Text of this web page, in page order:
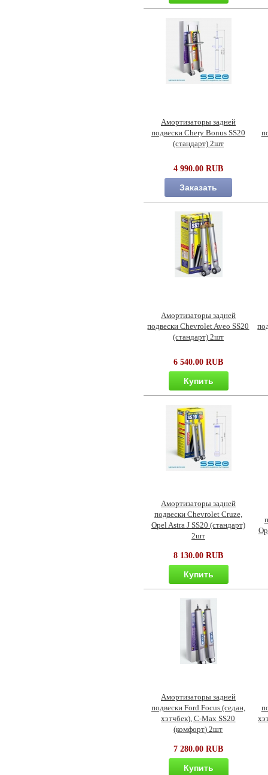
Амортизаторы задней
подвески Chery Bonus SS20
(стандарт) 2шт
4 990.00 RUB
Заказать
Амортизаторы задней
подвески Chevrolet Aveo SS20
(стандарт) 2шт
6 540.00 RUB
Купить
Амортизаторы задней
подвески Chevrolet Cruze,
Opel Astra J SS20 (стандарт)
2шт
8 130.00 RUB
Купить
Амортизаторы задней
подвески Ford Focus (седан,
хэтчбек), C-Max SS20
(комфорт) 2шт
7 280.00 RUB
Купить